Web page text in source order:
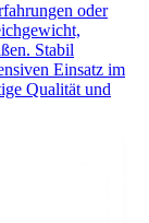
oder
Stabil
Einsatz im
Qualität und